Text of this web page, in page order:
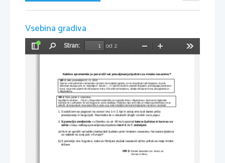
Vsebina gradiva
Preklopi
Stran:
od 2
Pomanjšaj
Kakšne spremembe je povzročil val preseljevanja ljudstev za rimsko cesarstvo?
VIR 1: delo, ponedeljek 20. 11. 2000
Čeprav v minulih dneh vremenske razmere niso najbolj ugodne, se ne zmanjšuje tujih ilegalcev, ki prek
Slovenije skušajo priti na ''obljubljeni'' Zahod. /.../ V izjemni druščini prijetnih ilegalcev prevladujejo predvsem
Kurdi, saj je bilo prijetih 66 državljanov Iraka, 65 turških državljanov, sledijo državljani Irana, Bangladeša in
Afganistana.
VIR 2 : Delo, petek 2. novembra
Izgubljeno otroštvo ... Otroci v begunskem taborišču so največje žrtve v Afganistanu. Neznosne higienske
razmere se s prihodom še več beguncev samo slabšajo. Pakistan, kjer je že blizu 2 milijona pribežnikov se je
odločil, da bo postavil nova taborišča in zako vsaj malo izboljšal neznosne življenjske razmere v sedanjih.
1. S sošolcem se pogovori na osnovi vira 1 in 2, kje in zakaj smo tudi danes priča
    priseljevanju in begu ljudi. Razmislita še o nekaterih drugih vzrokih za ta pojav.
2. S pomočjo zemljevida v učbeniku na str. 90 boš spoznal katera ljudstva in kam so se
    selila
v času velikega preseljevanja ljudstev med 4. in 7. stoletjem.
a) Huni so sprožili val selitev barbarskih ljudstev proti rimskem cesarstvu. Na katera ljudstva
    so naleteli na svoji poti v Evropo?
b) S pomočjo vira 3 ugotovi, kako so Rimljani skušali zaustaviti njihov pritisk na meje rimske
    države.
VIR 3: Rimski obrambni zid – limes na
              Donavi in Renu